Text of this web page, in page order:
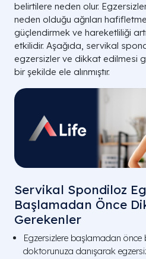
belirtilere neden olur.
neden olduğu ağrıları
güçlendirmek ve hareketliliği
etkilidir. Aşağıda, servikal
egzersizler ve dikkat edilmesi
bir şekilde ele alınmıştır.
Servikal Spondiloz
Başlamadan Önce
Gerekenler
Egzersizlere başlamadan
doktorunuza danışarak